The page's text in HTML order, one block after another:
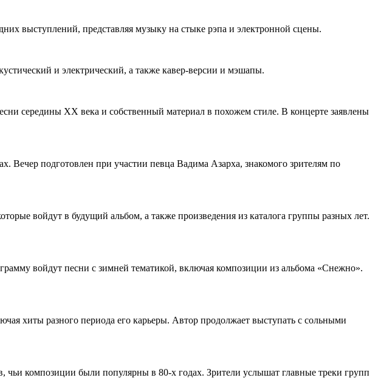
выступлений, представляя музыку на стыке рэпа и электронной сцены.
и электрический, а также кавер-версии и мэшапы.
середины XX века и собственный материал в похожем стиле. В концерте заявлены
Вечер подготовлен при участии певца Вадима Азарха, знакомого зрителям по
войдут в будущий альбом, а также произведения из каталога группы разных лет.
войдут песни с зимней тематикой, включая композиции из альбома «Снежно».
хиты разного периода его карьеры. Автор продолжает выступать с сольными
чьи композиции были популярны в 80-х годах. Зрители услышат главные треки групп